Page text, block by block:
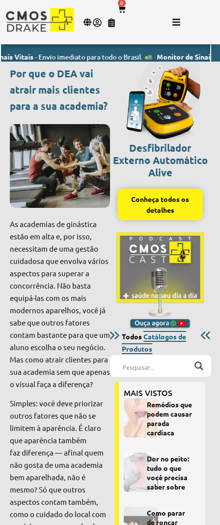
0
- Envio imediato para todo o Brasil. Monitor de Sinais Vitais
Por que o DEA vai
atrair mais clientes
para a sua academia?
As academias de ginástica
estão em alta e, por isso,
necessitam de uma gestão
cuidadosa que envolva vários
aspectos para superar a
concorrência. Não basta
equipá-las com os mais
modernos aparelhos, você já
sabe que outros fatores
contam bastante para que um
aluno escolha o seu negócio.
Mas como atrair clientes para
sua academia sem que apenas
o visual faça a diferença?
Simples: você deve priorizar
outros fatores que não se
limitem à aparência. É claro
que aparência também
faz diferença — afinal quem
não gosta de uma academia
bem aparelhada, não é
mesmo?Só que outros
aspectos contam também,
como o cuidado do local com
Desfibrilador
Externo Automático
Alive
Conheça todos os
detalhes
TodosCatálogos de
Produtos
MAIS VISTOS
Remédios que
podem causar
parada
cardíaca
Dor no peito:
tudo o que
você precisa
saber sobre
Como parar
de roncar